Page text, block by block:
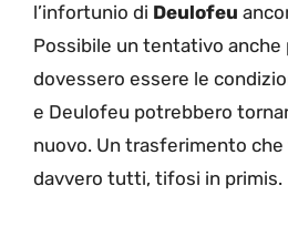
l’infortunio di Deulofeu
Possibile un tentativo anche
dovessero essere le
e Deulofeu potrebbero
nuovo. Un trasferimento
davvero tutti, tifosi in primis.